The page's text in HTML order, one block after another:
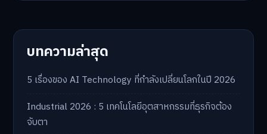
บทความล่าสุด
5 เรื่องของ AI Technology ที่กำลังเปลี่ยนโลกในปี 2026
Industrial 2026 : 5 เทคโนโลยีอุตสาหกรรมที่ธุรกิจต้อง
จับตา